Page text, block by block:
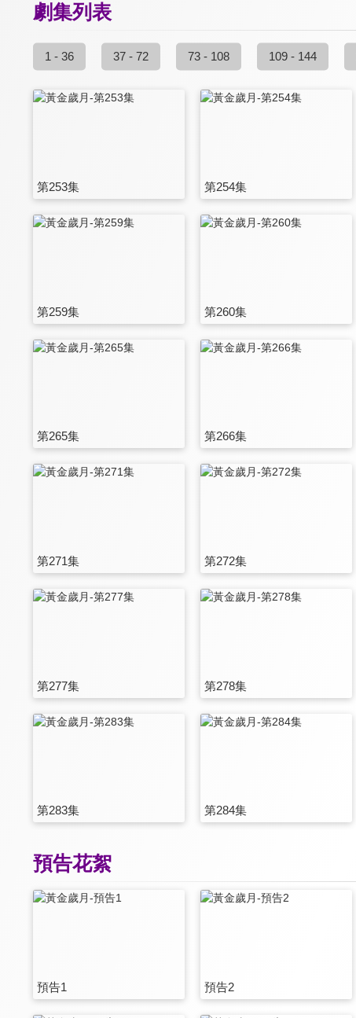
劇集列表
1 - 36 37 - 72 73 - 108 109 - 144
第253集 第254集
第259集 第260集
第265集 第266集
第271集 第272集
第277集 第278集
第283集 第284集
預告花絮
預告1 預告2